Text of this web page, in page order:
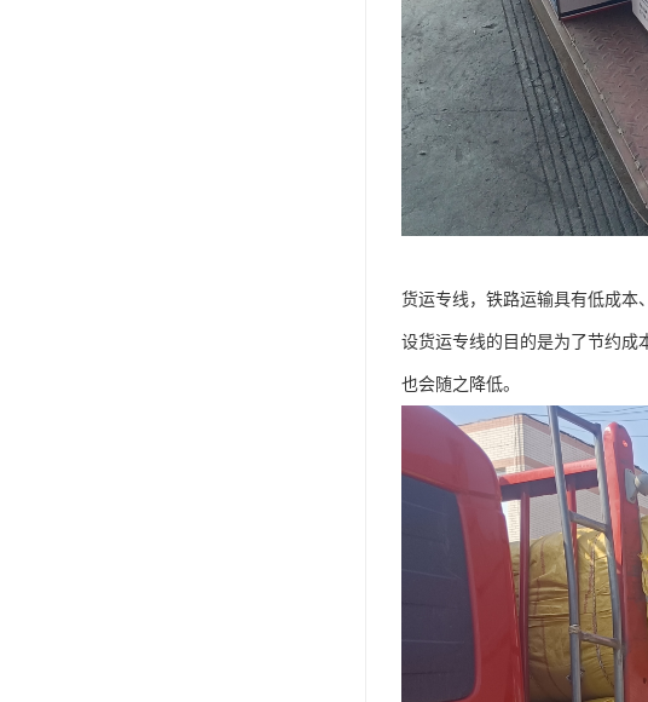
货运专线，铁路运输具有低成本
设货运专线的目的是为了节约成
也会随之降低。